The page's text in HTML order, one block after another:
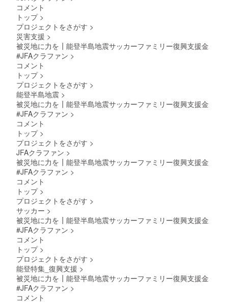
はJFA
へ入金
す。発
送時期
コメント
トップ >
プロジェクトをさがす >
災害支援 >
被災地に力を┃能登半島地震サッカーファミリー復興支援金
#JFAクラファン >
コメント
トップ >
プロジェクトをさがす >
能登半島地震 >
被災地に力を┃能登半島地震サッカーファミリー復興支援金
#JFAクラファン >
コメント
トップ >
プロジェクトをさがす >
JFAクラファン >
被災地に力を┃能登半島地震サッカーファミリー復興支援金
#JFAクラファン >
コメント
トップ >
プロジェクトをさがす >
サッカー >
被災地に力を┃能登半島地震サッカーファミリー復興支援金
#JFAクラファン >
コメント
トップ >
プロジェクトをさがす >
能登特集_復興支援 >
被災地に力を┃能登半島地震サッカーファミリー復興支援金
#JFAクラファン >
コメント